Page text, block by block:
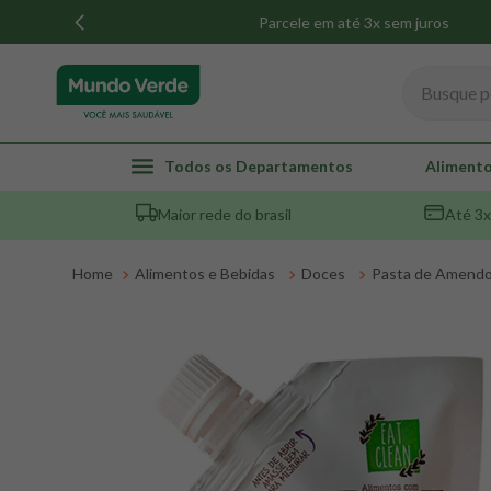
Parcele em até 3x sem juros
Todos os Departamentos
Maior rede do brasil Até
Alimentos e Bebidas Doces Pasta de
TERMOS MAIS BUSCADOS
1º whey
2º creatina
colageno
maca peruana
º snack proteico mundo verde
psyllium